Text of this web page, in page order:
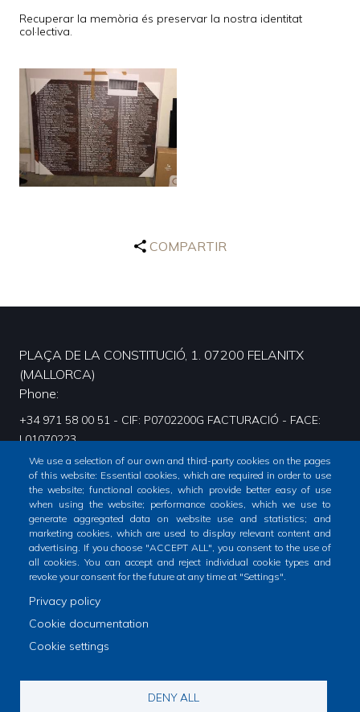
Recuperar la memòria és preservar la nostra identitat
col·lectiva.
COMPARTIR
Footer
menu
1
PLAÇA DE LA CONSTITUCIÓ, 1. 07200 FELANITX
(MALLORCA)
Phone
+34 971 58 00 51 - CIF: P0702200G FACTURACIÓ - FACE:
L01070223.
We use a selection of our own and third-party cookies on the pages
of this website: Essential cookies, which are required in order to use
the website; functional cookies, which provide better easy of use
when using the website; performance cookies, which we use to
generate aggregated data on website use and statistics; and
marketing cookies, which are used to display relevant content and
advertising. If you choose "ACCEPT ALL", you consent to the use of
all cookies. You can accept and reject individual cookie types and
revoke your consent for the future at any time at "Settings".
Privacy policy
Cookie documentation
Cookie settings
DENY ALL
© Ajuntament de Felanitx
Declaració d'accesibilitat